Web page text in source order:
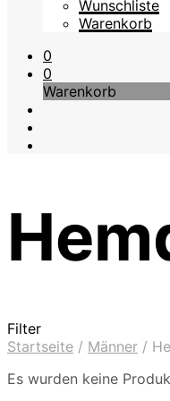
Wunschliste
Warenkorb
0
0
Warenkorb
Filter
Startseite / Männer /
Es wurden keine